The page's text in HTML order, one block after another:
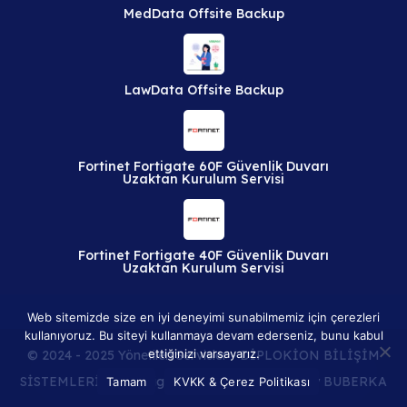
MedData Offsite Backup
LawData Offsite Backup
Fortinet Fortigate 60F Güvenlik Duvarı
Uzaktan Kurulum Servisi
Fortinet Fortigate 40F Güvenlik Duvarı
Uzaktan Kurulum Servisi
© 2024 - 2025 Yönetilen Servisler - DİPLOKİON BİLİŞİM
SİSTEMLERİ A.Ş. All rights reserved. Powered By BUBERKA
Web sitemizde size en iyi deneyimi sunabilmemiz için çerezleri
kullanıyoruz. Bu siteyi kullanmaya devam ederseniz, bunu kabul
ettiğinizi varsayarız.
Tamam
KVKK & Çerez Politikası